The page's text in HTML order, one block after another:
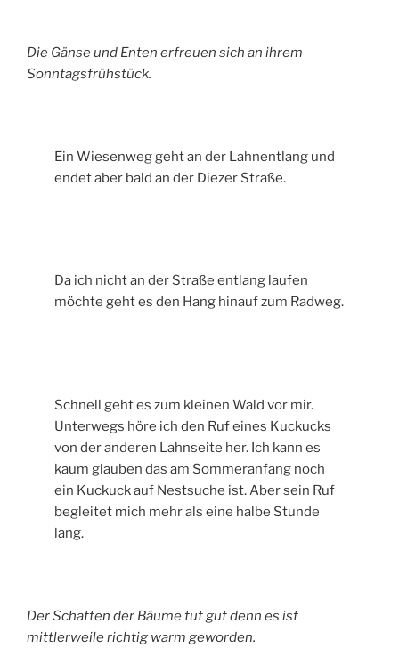
Die Gänse und Enten erfreuen sich an ihrem
Sonntagsfrühstück.
Ein Wiesenweg geht an der Lahnentlang und
endet aber bald an der Diezer Straße.
Da ich nicht an der Straße entlang laufen
möchte geht es den Hang hinauf zum Radweg.
Schnell geht es zum kleinen Wald vor mir.
Unterwegs höre ich den Ruf eines Kuckucks
von der anderen Lahnseite her. Ich kann es
kaum glauben das am Sommeranfang noch
ein Kuckuck auf Nestsuche ist. Aber sein Ruf
begleitet mich mehr als eine halbe Stunde
lang.
Der Schatten der Bäume tut gut denn es ist
mittlerweile richtig warm geworden.